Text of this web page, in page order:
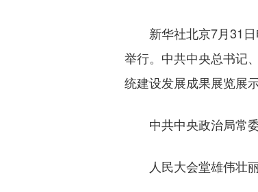
新华社北京7月31日
举行。中共中央总书记
统建设发展成果展览展
中共中央政治局常委
人民大会堂雄伟壮丽